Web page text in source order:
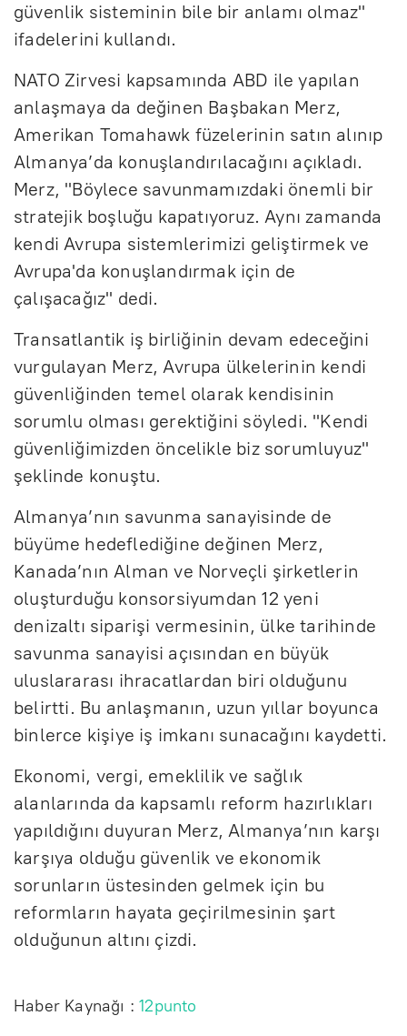
güvenlik sisteminin bile bir anlamı olmaz"
ifadelerini kullandı.
NATO Zirvesi kapsamında ABD ile yapılan
anlaşmaya da değinen Başbakan Merz,
Amerikan Tomahawk füzelerinin satın alınıp
Almanya’da konuşlandırılacağını açıkladı.
Merz, "Böylece savunmamızdaki önemli bir
stratejik boşluğu kapatıyoruz. Aynı zamanda
kendi Avrupa sistemlerimizi geliştirmek ve
Avrupa'da konuşlandırmak için de
çalışacağız" dedi.
Transatlantik iş birliğinin devam edeceğini
vurgulayan Merz, Avrupa ülkelerinin kendi
güvenliğinden temel olarak kendisinin
sorumlu olması gerektiğini söyledi. "Kendi
güvenliğimizden öncelikle biz sorumluyuz"
şeklinde konuştu.
Almanya’nın savunma sanayisinde de
büyüme hedeflediğine değinen Merz,
Kanada’nın Alman ve Norveçli şirketlerin
oluşturduğu konsorsiyumdan 12 yeni
denizaltı siparişi vermesinin, ülke tarihinde
savunma sanayisi açısından en büyük
uluslararası ihracatlardan biri olduğunu
belirtti. Bu anlaşmanın, uzun yıllar boyunca
binlerce kişiye iş imkanı sunacağını kaydetti.
Ekonomi, vergi, emeklilik ve sağlık
alanlarında da kapsamlı reform hazırlıkları
yapıldığını duyuran Merz, Almanya’nın karşı
karşıya olduğu güvenlik ve ekonomik
sorunların üstesinden gelmek için bu
reformların hayata geçirilmesinin şart
olduğunun altını çizdi.
Haber Kaynağı :12punto